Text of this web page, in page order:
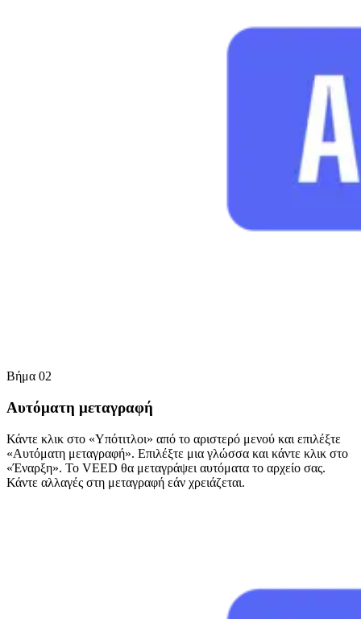
Βήμα 02
Αυτόματη μεταγραφή
Κάντε κλικ στο «Υπότιτλοι» από το αριστερό μενού και επιλέξτε
«Αυτόματη μεταγραφή». Επιλέξτε μια γλώσσα και κάντε κλικ στο
«Έναρξη». Το VEED θα μεταγράψει αυτόματα το αρχείο σας.
Κάντε αλλαγές στη μεταγραφή εάν χρειάζεται.